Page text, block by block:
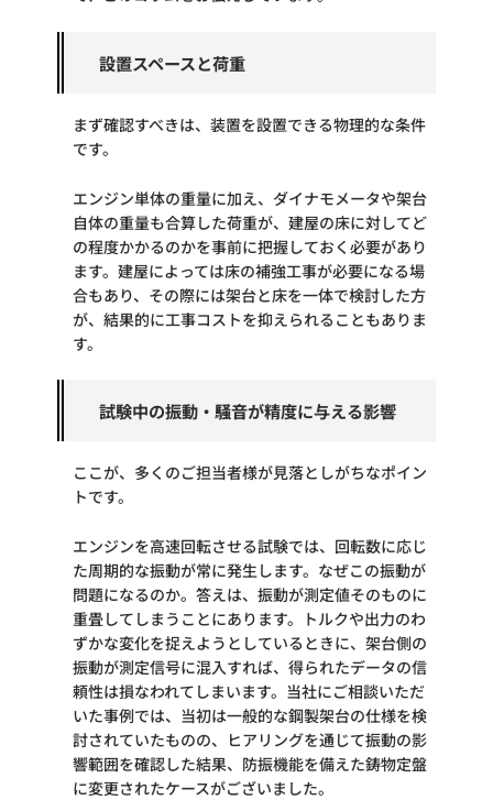
設置スペースと荷重
まず確認すべきは、装置を設置できる物理的な条件
です。
エンジン単体の重量に加え、ダイナモメータや架台
自体の重量も合算した荷重が、建屋の床に対してど
の程度かかるのかを事前に把握しておく必要があり
ます。建屋によっては床の補強工事が必要になる場
合もあり、その際には架台と床を一体で検討した方
が、結果的に工事コストを抑えられることもありま
す。
試験中の振動・騒音が精度に与える影響
ここが、多くのご担当者様が見落としがちなポイン
トです。
エンジンを高速回転させる試験では、回転数に応じ
た周期的な振動が常に発生します。なぜこの振動が
問題になるのか。答えは、振動が測定値そのものに
重畳してしまうことにあります。トルクや出力のわ
ずかな変化を捉えようとしているときに、架台側の
振動が測定信号に混入すれば、得られたデータの信
頼性は損なわれてしまいます。当社にご相談いただ
いた事例では、当初は一般的な鋼製架台の仕様を検
討されていたものの、ヒアリングを通じて振動の影
響範囲を確認した結果、防振機能を備えた鋳物定盤
に変更されたケースがございました。